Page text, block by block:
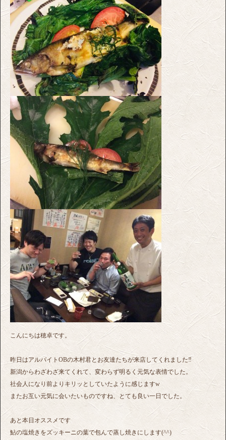
こんにちは穂卓です。
昨日はアルバイトOBの木村君とお友達たちが来店してくれました‼︎
新潟からわざわざ来てくれて、変わらず明るく元気な表情でした。
社会人になり前よりキリッとしていたように感じますw
またお互い元気に会いたいものですね、とても良い一日でした。
あと本日オススメです
鮎の塩焼きをズッキーニの葉で包んで蒸し焼きにします(^^)